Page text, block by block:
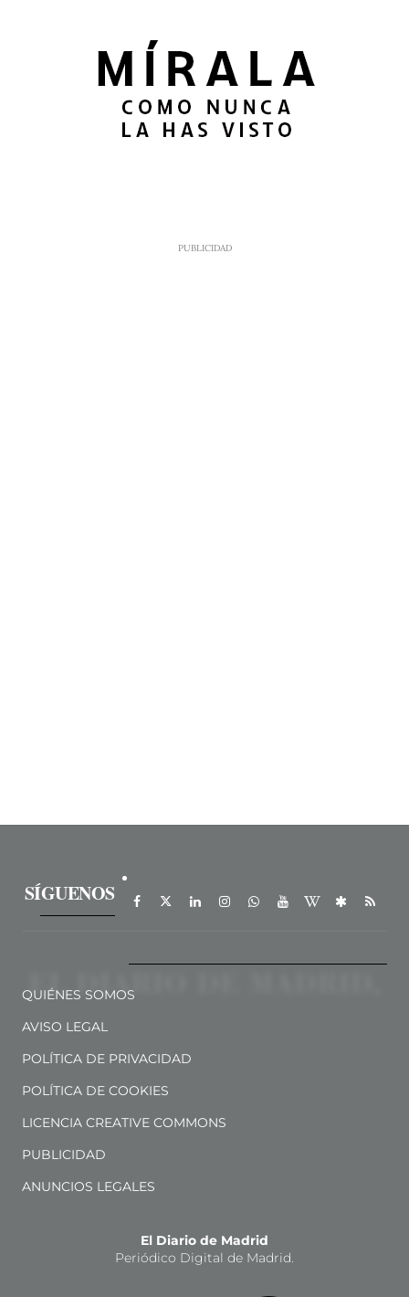
SÍGUENOS
QUIÉNES SOMOS
AVISO LEGAL
POLÍTICA DE PRIVACIDAD
POLÍTICA DE COOKIES
LICENCIA CREATIVE COMMONS
PUBLICIDAD
ANUNCIOS LEGALES
El Diario de Madrid
Periódico Digital de Madrid.